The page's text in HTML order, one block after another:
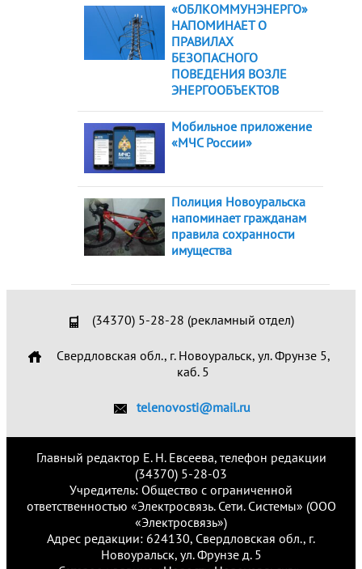
«ОБЛКОММУНЭНЕРГО»
НАПОМИНАЕТ О
ПРАВИЛАХ
БЕЗОПАСНОГО
ПОВЕДЕНИЯ ВОЗЛЕ
ЭНЕРГООБЪЕКТОВ
Мобильное приложение
«МЧС России»
Полиция Новоуральска
напоминает гражданам
правила сохранности
имущества
(34370) 5-28-28 (рекламный отдел)
Свердловская обл., г. Новоуральск, ул. Фрунзе 5,
каб. 5
telenovosti@mail.ru
Главный редактор Е. Н. Евсеева, телефон редакции
(34370) 5-28-03
Учредитель: Общество с ограниченной
ответственностью «Электросвязь. Сети. Системы» (ООО
«Электросвязь»)
Адрес редакции: 624130, Свердловская обл., г.
Новоуральск, ул. Фрунзе д. 5